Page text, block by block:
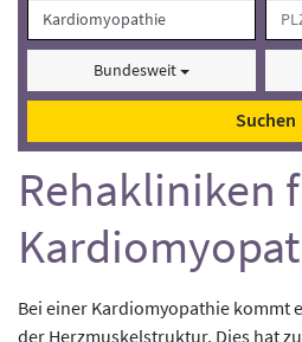
Bundesweit
Suchen
Rehakliniken
Bei einer Kardiomyopathie kommt
der Herzmuskelstruktur. Dies hat